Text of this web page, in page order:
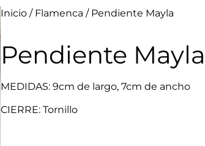
Inicio / Flamenca / Pendiente Mayla
Pendiente Mayla
MEDIDAS: 9cm de largo, 7cm de ancho
CIERRE: Tornillo